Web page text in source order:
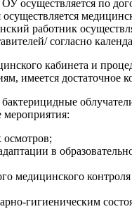
осуществляется по
работник
согласно
кабинета и
имеется
осмотров;
в
медицинского
гигиеническим